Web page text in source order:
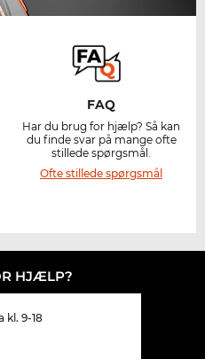
FAQ
Har du brug for hjælp? Så kan
du finde svar på mange ofte
stillede spørgsmål.
Ofte stillede spørgsmål
HJÆLP?
kl. 9-18